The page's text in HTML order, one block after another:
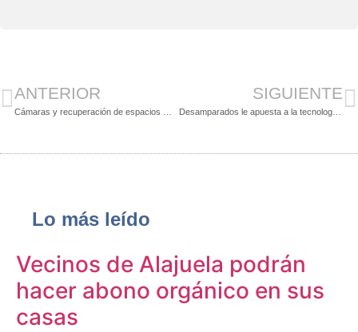
ANTERIOR SIGUIENTE
Desamparados le apuesta a la tecnología para prevenir del hampa
Lo más leído
Vecinos de Alajuela podrán
hacer abono orgánico en sus
casas